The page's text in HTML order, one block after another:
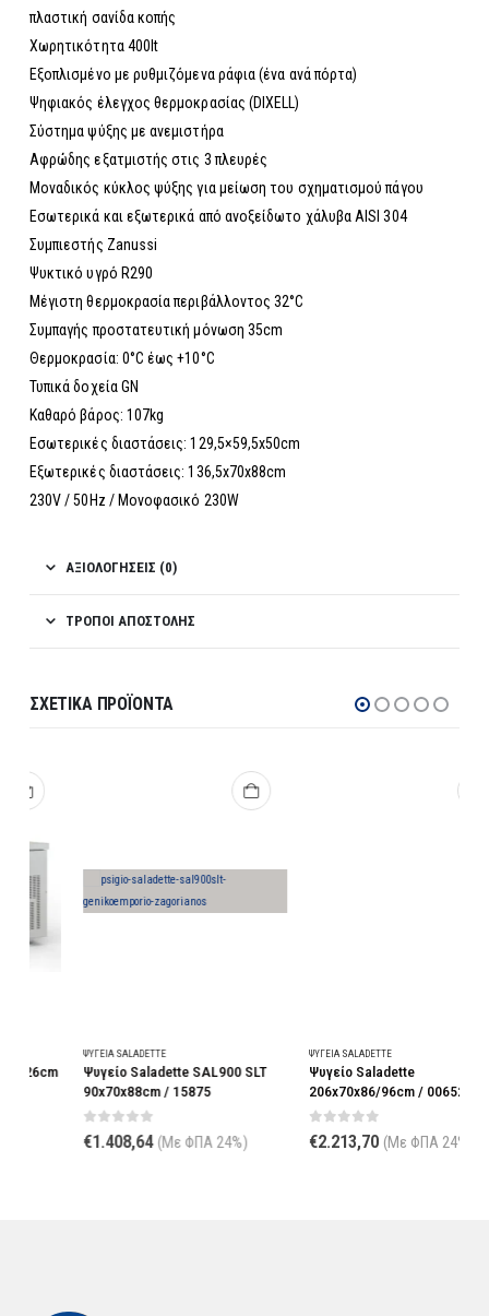
πλαστική σανίδα κοπής
Χωρητικότητα 400lt
Εξοπλισμένο με ρυθμιζόμενα ράφια (ένα ανά πόρτα)
Ψηφιακός έλεγχος θερμοκρασίας (DIXELL)
Σύστημα ψύξης με ανεμιστήρα
Αφρώδης εξατμιστής στις 3 πλευρές
Μοναδικός κύκλος ψύξης για μείωση του σχηματισμού πάγου
Εσωτερικά και εξωτερικά από ανοξείδωτο χάλυβα AISI 304
Συμπιεστής Zanussi
Ψυκτικό υγρό R290
Μέγιστη θερμοκρασία περιβάλλοντος 32°C
Συμπαγής προστατευτική μόνωση 35cm
Θερμοκρασία: 0°C έως +10°C
Τυπικά δοχεία GN
Καθαρό βάρος: 107kg
Εσωτερικές διαστάσεις: 129,5×59,5x50cm
Εξωτερικές διαστάσεις: 136,5x70x88cm
230V / 50Hz / Μονοφασικό 230W
ΑΞΙΟΛΟΓΉΣΕΙΣ (0)
ΤΡΌΠΟΙ ΑΠΟΣΤΟΛΉΣ
ΣΧΕΤΙΚΆ ΠΡΟΪΌΝΤΑ
ΨΥΓΕΊΑ SALADETTE
Ψυγείο Saladette SAL900 SLT
90x70x88cm / 15875
out of 5
1.408,64 (Με ΦΠΑ 24%)
ΨΥΓΕΊΑ SALADETTE
Ψυγείο Saladette
206x70x86/96cm / 00652
out of 5
2.213,70 (Με ΦΠΑ 24%)